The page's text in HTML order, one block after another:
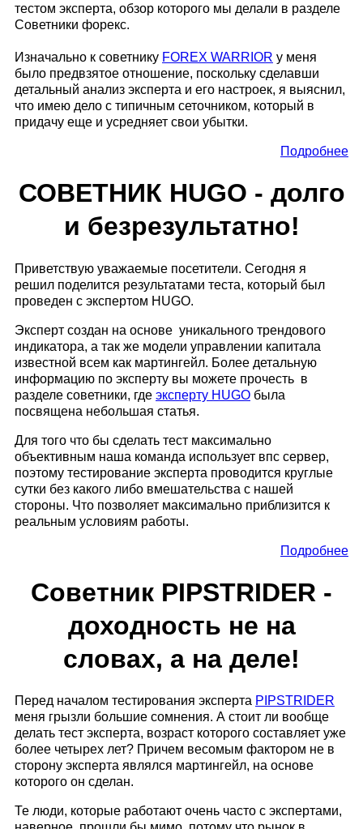
тестом эксперта, обзор которого мы делали в разделе
Советники форекс.
Изначально к советнику FOREX WARRIOR у меня
было предвзятое отношение, поскольку сделавши
детальный анализ эксперта и его настроек, я выяснил,
что имею дело с типичным сеточником, который в
придачу еще и усредняет свои убытки.
Подробнее
СОВЕТНИК HUGO - долго
и безрезультатно!
Приветствую уважаемые посетители. Сегодня я
решил поделится результатами теста, который был
проведен с экспертом HUGO.
Эксперт создан на основе уникального трендового
индикатора, а так же модели управлении капитала
известной всем как мартингейл. Более детальную
информацию по эксперту вы можете прочесть в
разделе советники, где эксперту HUGO была
посвящена небольшая статья.
Для того что бы сделать тест максимально
объективным наша команда использует впс сервер,
поэтому тестирование эксперта проводится круглые
сутки без какого либо вмешательства с нашей
стороны. Что позволяет максимально приблизится к
реальным условиям работы.
Подробнее
Советник PIPSTRIDER -
доходность не на
словах, а на деле!
Перед началом тестирования эксперта PIPSTRIDER
меня грызли большие сомнения. А стоит ли вообще
делать тест эксперта, возраст которого составляет уже
более четырех лет? Причем весомым фактором не в
сторону эксперта являлся мартингейл, на основе
которого он сделан.
Те люди, которые работают очень часто с экспертами,